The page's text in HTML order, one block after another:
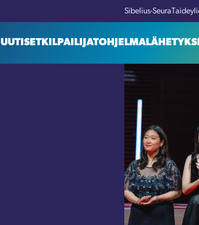
Sibelius-Seura
UUTISETKILPAILIJATOHJELMA